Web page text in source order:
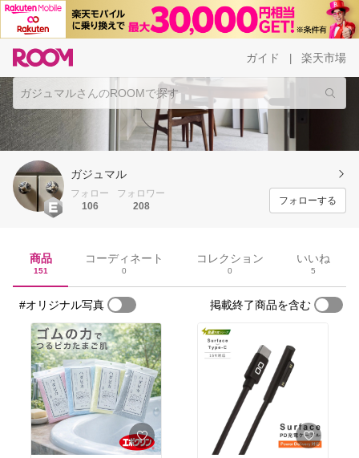
ガイド 楽天市場
ガジュマル
フォロー
106
フォロワー
208
フォローする
商品
151
コーディネート
0
コレクション
0
いいね
5
#オリジナル写真 掲載終了商品を含む